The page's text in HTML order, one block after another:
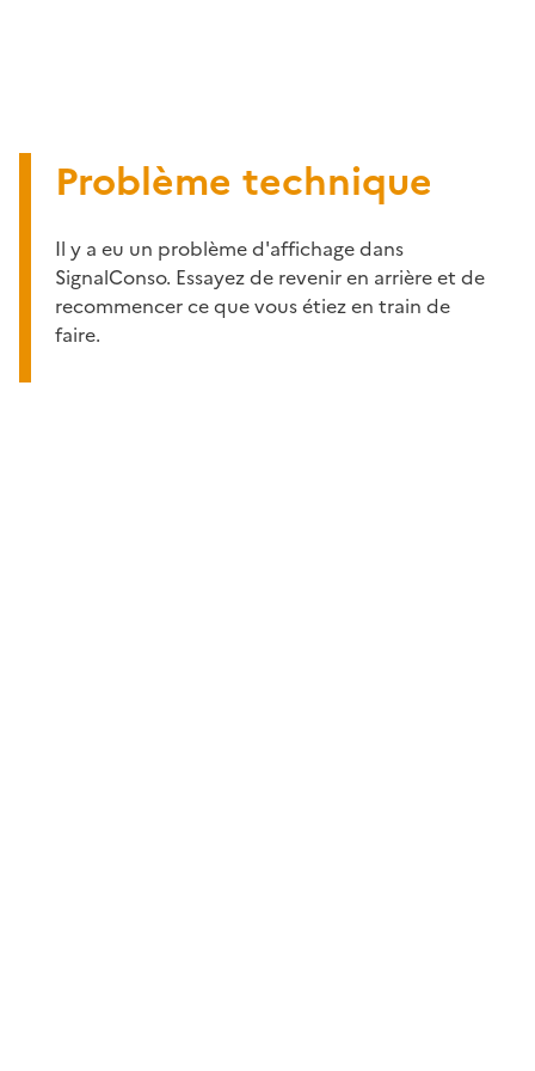
Problème technique
Il y a eu un problème d'affichage dans
SignalConso. Essayez de revenir en arrière et de
recommencer ce que vous étiez en train de
faire.